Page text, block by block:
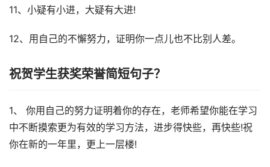
11、小疑有小进，大疑有大进!
12、用自己的不懈努力，证明你一点儿也不比别人差。
祝贺学生获奖荣誉简短句子？
1、 你用自己的努力证明着你的存在，老师希望你能在学习
中不断摸索更为有效的学习方法，进步得快些，再快些!祝
你在新的一年里，更上一层楼!